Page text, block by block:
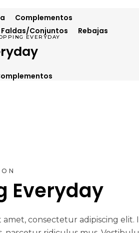
Faldas/Conjuntos Rebajas
Complementos
EVERYDAY
Everyday
amet, consectetur adipiscing